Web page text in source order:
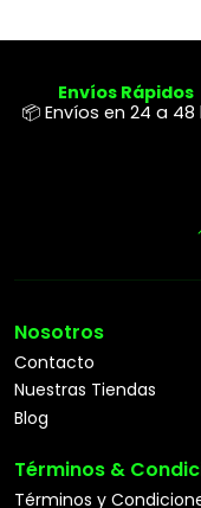
Envíos Rápidos
📦 Envíos en 24 a 48
Nosotros
Contacto
Nuestras Tiendas
Blog
Términos &
Términos y